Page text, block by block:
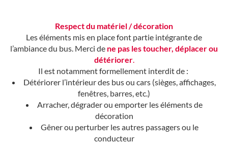
Respect du matériel / décoration
Les éléments mis en place font partie intégrante de
l’ambiance du bus. Merci de ne pas les toucher, déplacer ou
détériorer.
Il est notamment formellement interdit de :
Détériorer l’intérieur des bus ou cars (sièges, affichages,
fenêtres, barres, etc.)
Arracher, dégrader ou emporter les éléments de
décoration
Gêner ou perturber les autres passagers ou le
conducteur